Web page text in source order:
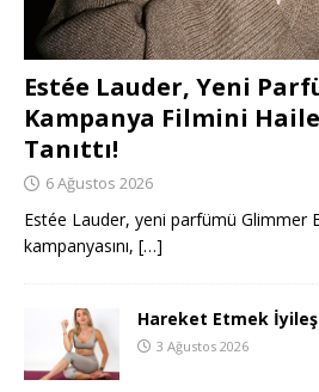
Estée Lauder, Yeni
Kampanya Filmini
Tanıttı!
6 Ağustos 2026
Estée Lauder, yeni parfümü Glimmer
kampanyasını, […]
Hareket Etmek
3 Ağustos 2026